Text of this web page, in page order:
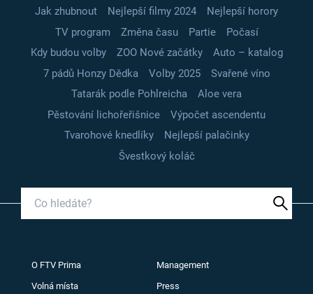
Jak zhubnout Nejlepší filmy 2024
Nejlepší horory
TV program
Změna času Partie
Počasí
Kdy budou volby
ZOO Nové začátky
Auto – katalog
7 pádů Honzy Dědka
Volby 2025
Svařené víno
Tatarák podle Pohlreicha
Aloe vera
Pěstování lichořeřišnice
Výpočet ascendentu
Tvarohové knedlíky
Nejlepší palačinky
Švestkový koláč
O FTV Prima Management
Volná místa Press